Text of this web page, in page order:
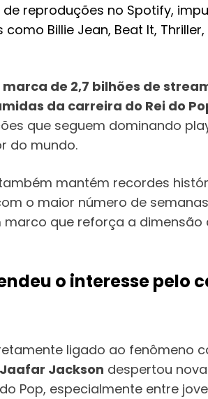
reproduções no Spotify,
Billie Jean, Beat It, Thriller,
de 2,7 bilhões de
da carreira do Rei do
que seguem dominando
do mundo.
mantém recordes
o maior número de
marco que reforça a
o interesse pelo
ligado ao fenômeno
Jaafar Jackson despertou
Pop, especialmente entre